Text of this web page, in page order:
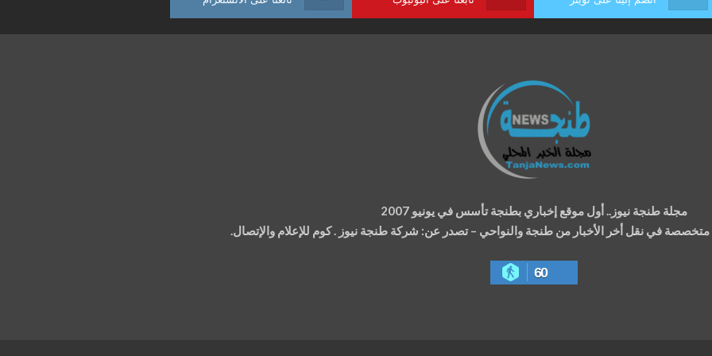
مجلة طنجة نيوز.. أول موقع إخباري بطنجة تأسس في يونيو 2007
متخصصة في نقل أخر الأخبار من طنجة والنواحي – تصدر عن: شركة طنجة نيوز . كوم للإعلام والإتصال.
60